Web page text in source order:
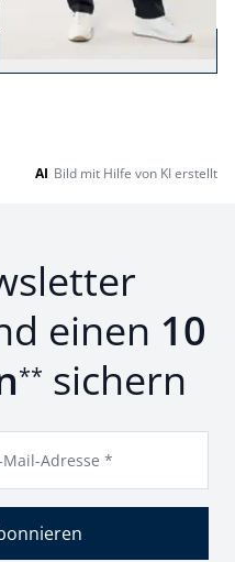
Weiter
AI Bild mit Hilfe von KI erstellt
einen 10
** sichern
Mail-Adresse *